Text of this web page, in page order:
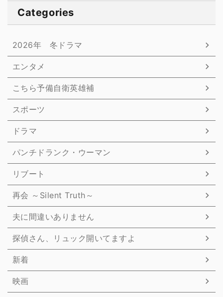
Categories
2026年 冬ドラマ
エンタメ
こちら予備自衛英雄補
スポーツ
ドラマ
パンチドランク・ウーマン
リブート
再会 ～Silent Truth～
夫に間違いありません
探偵さん、リュック開いてますよ
新着
映画